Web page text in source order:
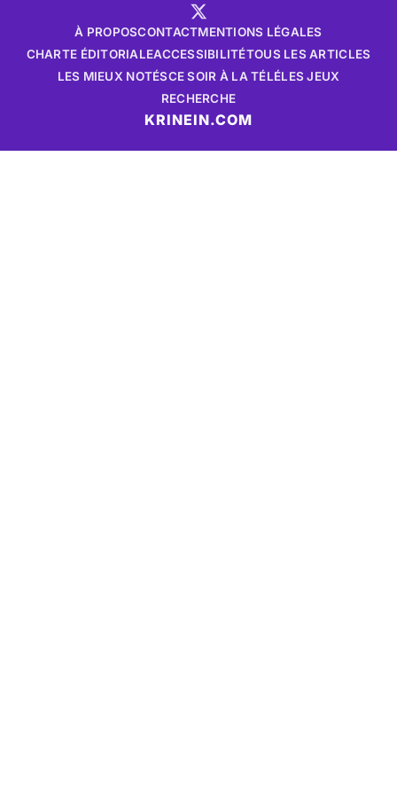
À PROPOSCONTACTMENTIONS LÉGALES
CHARTE ÉDITORIALEACCESSIBILITÉTOUS LES ARTICLES
LES MIEUX NOTÉSCE SOIR À LA TÉLÉLES JEUX
RECHERCHE
KRINEIN.COM